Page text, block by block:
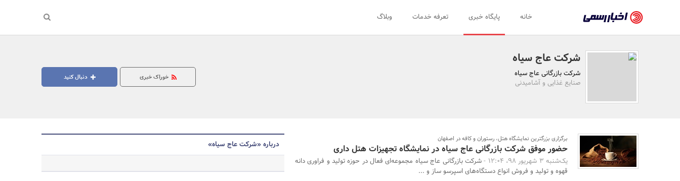
رسمی
اخبار
تایید
سازمان‌ها
و
روابط
خانه پایگاه خبری تعرفه خدمات وبلاگ
جستجو
شرکت عاج سیاه
شرکت بازرگانی عاج سیاه
صنایع غذایی و آشامیدنی
دنبال کنید خوراک خبری
برگزاری بزرگترین نمایشگاه هتل، رستوران و کافه در اصفهان
حضور موفق شرکت بازرگانی عاج سیاه در نمایشگاه تجهیزات هتل داری
یک‌شنبه 3 شهریور 98، 12:04 -
شرکت بازرگانی عاج سیاه مجموعه‌ای فعال در حوزه تولید و فراوری دانه
قهوه و تولید و فروش انواع دستگاه‌های اسپرسو ساز و ...
درباره «شرکت عاج سیاه»